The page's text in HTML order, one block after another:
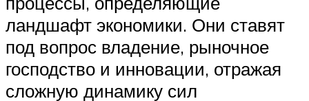
ландшафт экономики. Они ставят
под вопрос владение, рыночное
господство и инновации, отражая
сложную динамику сил